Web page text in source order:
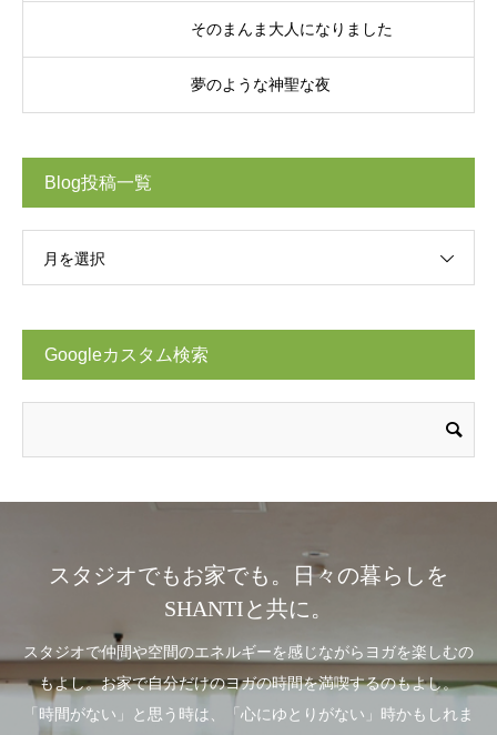
そのまんま大人になりました
夢のような神聖な夜
Blog投稿一覧
月を選択
Googleカスタム検索
スタジオでもお家でも。日々の暮らしを
SHANTIと共に。
スタジオで仲間や空間のエネルギーを感じながらヨガを楽しむの
もよし。お家で自分だけのヨガの時間を満喫するのもよし。
「時間がない」と思う時は、「心にゆとりがない」時かもしれま